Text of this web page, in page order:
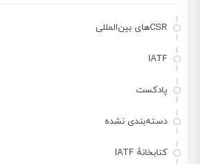
CSRهای بین‌المللی
IATF
پادکست
دسته‌بندی نشده
کتابخانهٔ IATF